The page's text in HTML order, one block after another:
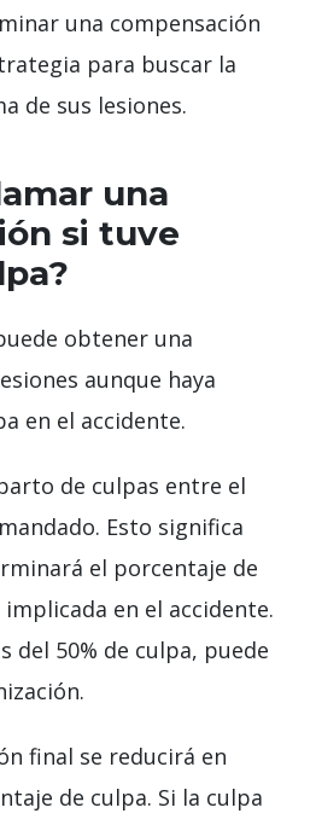
una compensación
para buscar la
de sus lesiones.
una
si tuve
obtener una
aunque haya
en el accidente.
de culpas entre el
Esto significa
el porcentaje de
en el accidente.
del 50% de culpa, puede
final se reducirá en
de culpa. Si la culpa